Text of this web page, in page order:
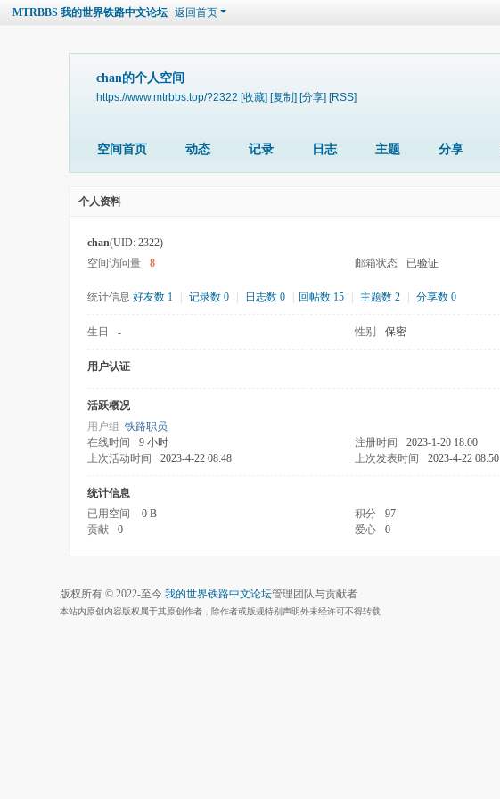
MTRBBS 我的世界铁路中文论坛 返回首页
chan的个人空间
https://www.mtrbbs.top/?2322 [收藏] [复制] [分享] [RSS]
空间首页 动态 记录 日志 主题 分享
个人资料
chan(UID: 2322)
空间访问量
8 邮箱状态 已验证
统计信息 好友数 1 记录数 0 日志数 0 回帖数 15 主题数 2 分享数 0
生日 - 性别 保密
用户认证
活跃概况
用户组 铁路职员
在线时间
9 小时 注册时间 2023-1-20 18:00
上次活动时间
2023-4-22 08:48 上次发表时间 2023-4-22 08:50
统计信息
已用空间
0 B 积分 97
贡献
0 爱心 0
版权所有 © 2022-至今 我的世界铁路中文论坛管理团队与贡献者
本站内原创内容版权属于其原创作者，除作者或版规特别声明外未经许可不得转载